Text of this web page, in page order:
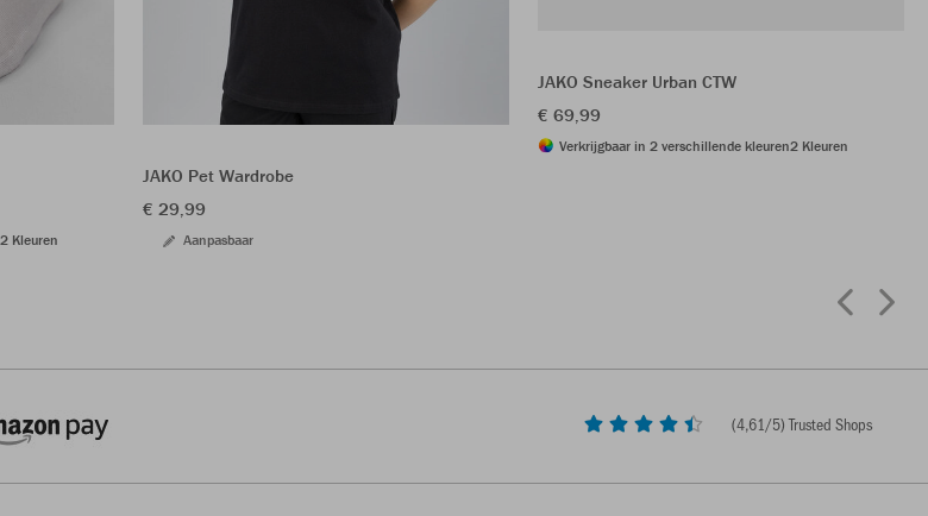
2 Kleuren
JAKO Pet Wardrobe
€ 29,99
Aanpasbaar
JAKO Sneaker Urban CTW
€ 69,99
Verkrijgbaar in 2 verschillende kleuren2 Kleuren
(4,61/5) Trusted Shops